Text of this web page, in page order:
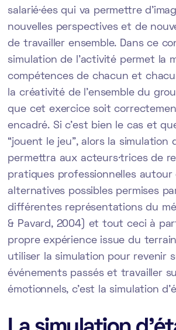
salarié·ées qui va permettre
nouvelles perspectives et de
de travailler ensemble. Dans ce
simulation de l’activité permet la
compétences de chacun et
la créativité de l’ensemble du
que cet exercice soit
encadré. Si c’est bien le cas et
“jouent le jeu”, alors la simulation
permettra aux acteurs·trices de
pratiques professionnelles
alternatives possibles permises
différentes représentations du
& Pavard, 2004) et tout ceci à
propre expérience issue du
utiliser la simulation pour revenir
événements passés et travailler
émotionnels, c’est la simulation